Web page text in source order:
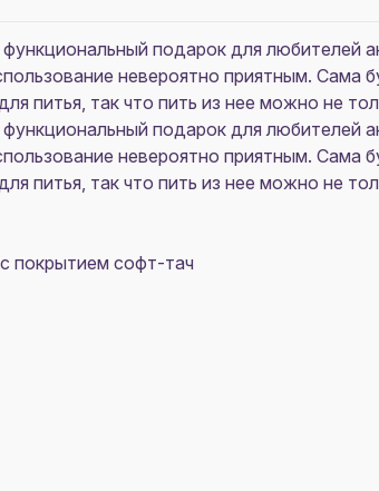
подарок для любителей
невероятно приятным. Сама
питья, так что пить из нее можно не
подарок для любителей
невероятно приятным. Сама
питья, так что пить из нее можно не
покрытием софт-тач